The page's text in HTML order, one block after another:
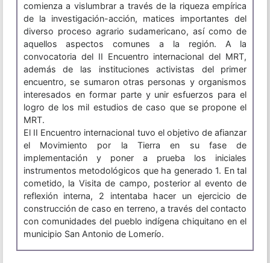
comienza a vislumbrar a través de la riqueza empírica
de la investigación-acción, matices importantes del
diverso proceso agrario sudamericano, así como de
aquellos aspectos comunes a la región. A la
convocatoria del II Encuentro internacional del MRT,
además de las instituciones activistas del primer
encuentro, se sumaron otras personas y organismos
interesados en formar parte y unir esfuerzos para el
logro de los mil estudios de caso que se propone el
MRT.
El II Encuentro internacional tuvo el objetivo de afianzar
el Movimiento por la Tierra en su fase de
implementación y poner a prueba los iniciales
instrumentos metodológicos que ha generado 1. En tal
cometido, la Visita de campo, posterior al evento de
reflexión interna, 2 intentaba hacer un ejercicio de
construcción de caso en terreno, a través del contacto
con comunidades del pueblo indígena chiquitano en el
municipio San Antonio de Lomerío.